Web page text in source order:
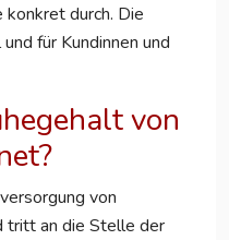
durch. Die
für Kundinnen und
von
von
tritt an die Stelle der